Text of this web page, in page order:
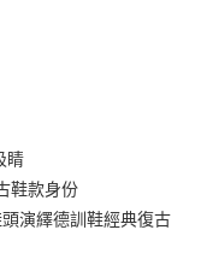
睛
鞋款身份
演繹德訓鞋經典復古